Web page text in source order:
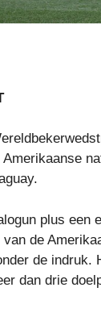
plus een
de
de
dan drie